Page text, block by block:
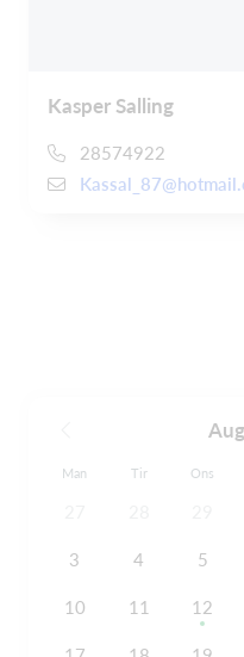
Kasper Salling
28574922
Man Tir Ons
3 4 5
10 11 12